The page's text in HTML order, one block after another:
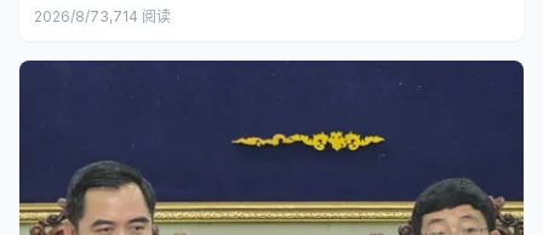
2026/8/73,714 阅读